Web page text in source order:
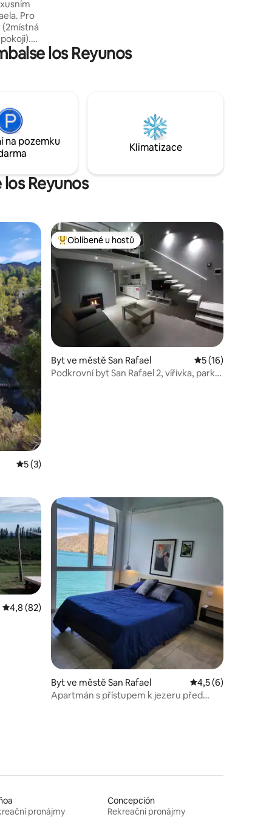
Pro
(2místná
restaurace)los Reyunos
na pozemku
Klimatizace
Reyunos
Průměrné hodnocení 5 z 5, 3 hodnocení
5 (3)
Nejlepší v kategorii Oblíbené u hostů
Oblíbené u hostů
Byt ve městě San Rafael Průměrné
5 (16)
Podkrovní byt San Rafael 2, vířivka, park
Průměrné hodnocení 4,8 z 5, 82 hodnocení
4,8 (82)
Byt ve městě San Rafael Průměrné
4,5 (6)
Apartmán s přístupem k jezeru před
pronájmy
Concepción
Rekreační pronájmy